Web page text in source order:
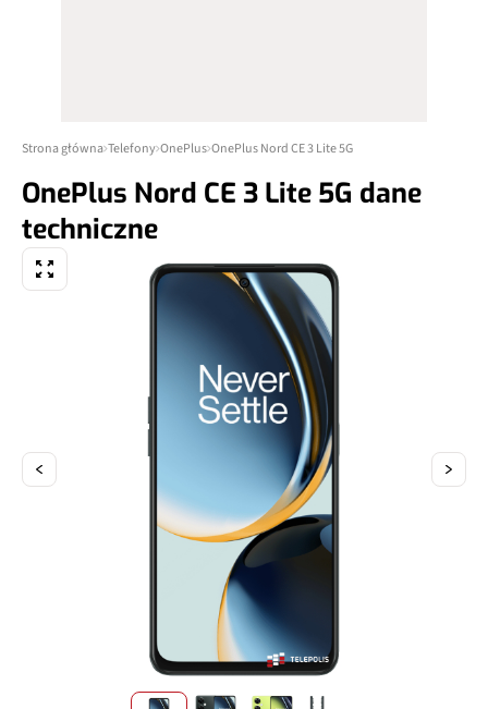
Strona główna Telefony OnePlus OnePlus Nord CE 3 Lite 5G
OnePlus Nord CE 3 Lite 5G dane
techniczne